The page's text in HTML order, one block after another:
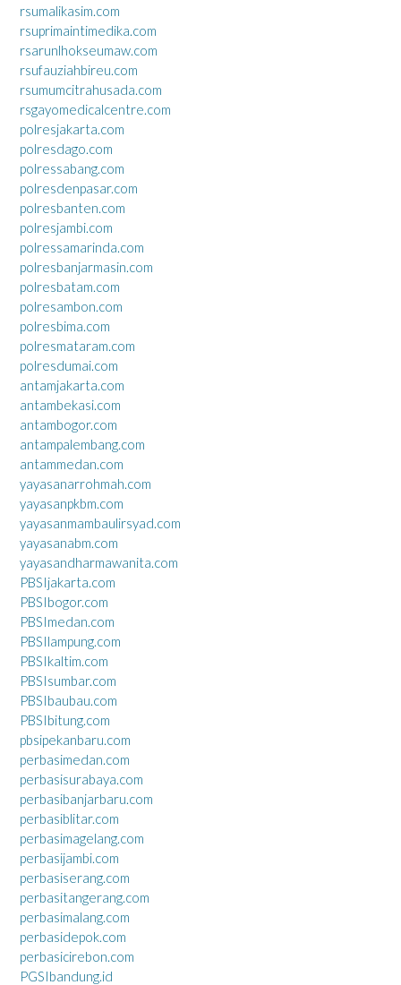
rsumalikasim.com
rsuprimaintimedika.com
rsarunlhokseumaw.com
rsufauziahbireu.com
rsumumcitrahusada.com
rsgayomedicalcentre.com
polresjakarta.com
polresdago.com
polressabang.com
polresdenpasar.com
polresbanten.com
polresjambi.com
polressamarinda.com
polresbanjarmasin.com
polresbatam.com
polresambon.com
polresbima.com
polresmataram.com
polresdumai.com
antamjakarta.com
antambekasi.com
antambogor.com
antampalembang.com
antammedan.com
yayasanarrohmah.com
yayasanpkbm.com
yayasanmambaulirsyad.com
yayasanabm.com
yayasandharmawanita.com
PBSIjakarta.com
PBSIbogor.com
PBSImedan.com
PBSIlampung.com
PBSIkaltim.com
PBSIsumbar.com
PBSIbaubau.com
PBSIbitung.com
pbsipekanbaru.com
perbasimedan.com
perbasisurabaya.com
perbasibanjarbaru.com
perbasiblitar.com
perbasimagelang.com
perbasijambi.com
perbasiserang.com
perbasitangerang.com
perbasimalang.com
perbasidepok.com
perbasicirebon.com
PGSIbandung.id